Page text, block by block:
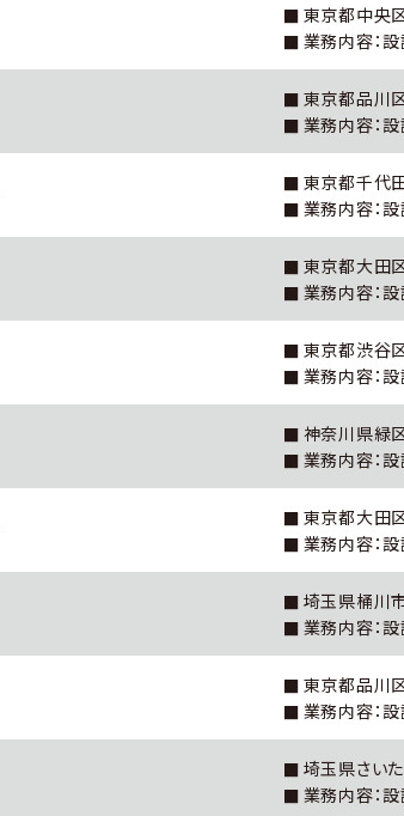
東京都中央
業務内容：
東京都品川
業務内容：
東京都千代
業務内容：
東京都大田
業務内容：
東京都渋谷
業務内容：
神奈川県緑
業務内容：
東京都大田
業務内容：
埼玉県桶川
業務内容：
東京都品川
業務内容：
埼玉県さい
業務内容：